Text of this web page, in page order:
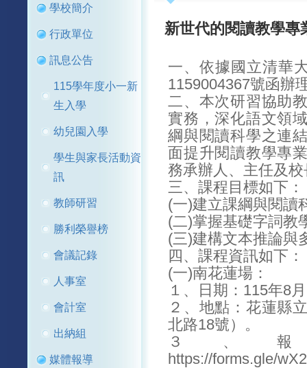
學校簡介
行政單位
訊息公告
115學年度小一新
生入學
幼兒園入學
學生與家長活動資
訊
教師研習
勝利榮譽榜
會議記錄
人事室
會計室
出納組
媒體報導
新世代的閱讀教學專
一、依據國立清華
1159004367號函辦
二、本次研習協助
實務，深化語文領
綱與閱讀科學之連
面提升閱讀教學專
務承辦人、主任及
三、課程目標如下：
(一)建立課綱與閱讀
(二)掌握基礎字詞教
(三)建構文本推論與
四、課程資訊如下：
(一)南花蓮場：
１、日期：115年8
２、地點：花蓮縣
北路18號）。
３、
https://forms.gle/